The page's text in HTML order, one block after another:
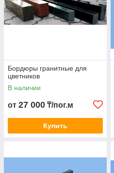
Бордюры гранитные для
цветников
В наличии
от 27 000 ₸/пог.м
Купить